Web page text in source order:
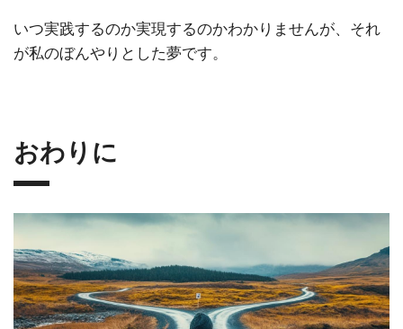
いつ実践するのか実現するのかわかりませんが、それ
が私のぼんやりとした夢です。
おわりに